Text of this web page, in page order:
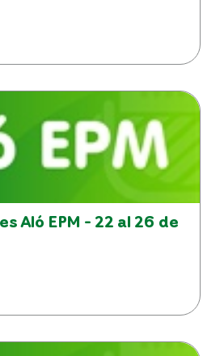
Aló EPM - 22 al 26 de